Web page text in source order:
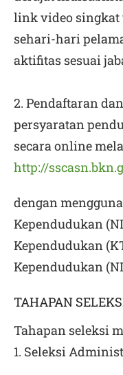
link video singkat
sehari-hari
aktifitas sesuai
2. Pendaftaran
persyaratan
secara online
http://
dengan
Kependudukan
Kependudukan
Kependudukan
TAHAPAN
Tahapan seleksi
1. Seleksi